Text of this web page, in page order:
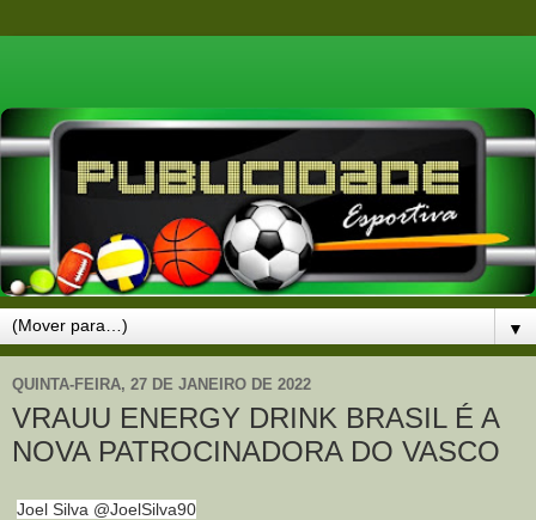
▼
QUINTA-FEIRA, 27 DE JANEIRO DE 2022
VRAUU ENERGY DRINK BRASIL É A
NOVA PATROCINADORA DO VASCO
Joel Silva @JoelSilva90